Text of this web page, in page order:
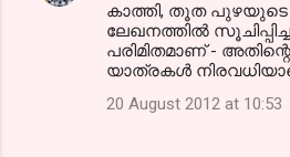
കാത്തി, തൂത
ലേഖനത്തില്‍
പരിമിതമാണ് -
യാത്രകള്‍
20 August 2012 at 10:53